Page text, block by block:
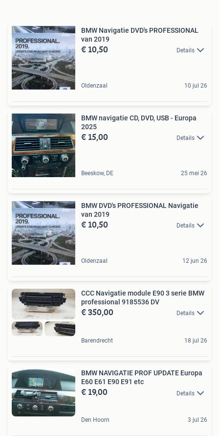
BMW Navigatie DVD's PROFESSIONAL
van 2019
€ 10,50 Details
Oldenzaal 10 jul 26
BMW navigatie CD, DVD, USB - Europa
2025
€ 15,00 Details
Beeskow, DE 25 mei 26
BMW DVD's PROFESSIONAL Navigatie
van 2019
€ 10,50 Details
Oldenzaal 12 jun 26
CCC Navigatie module E90 3 serie BMW
professional 9185536 DV
€ 350,00 Details
Barendrecht 18 jul 26
BMW NAVIGATIE PROF UPDATE Europa
E60 E61 E90 E91 etc
€ 19,00 Details
Den Hoorn 3 jul 26